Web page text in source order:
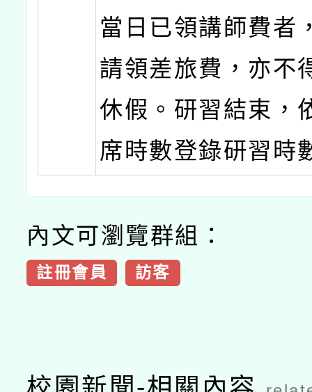
當日已領講師費者
請領差旅費，亦不
休假。研習結束，
席時數登錄研習時
內文可瀏覽群組：
註冊會員 訪客